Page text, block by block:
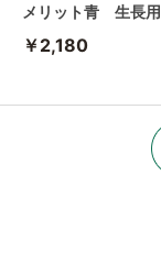
メリット青 生長用
￥2,180